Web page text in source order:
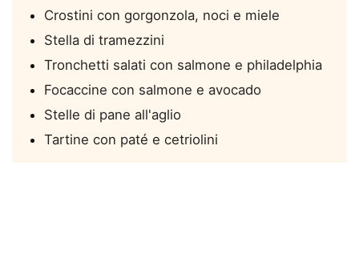
Crostini con gorgonzola, noci e miele
Stella di tramezzini
Tronchetti salati con salmone e philadelphia
Focaccine con salmone e avocado
Stelle di pane all'aglio
Tartine con paté e cetriolini